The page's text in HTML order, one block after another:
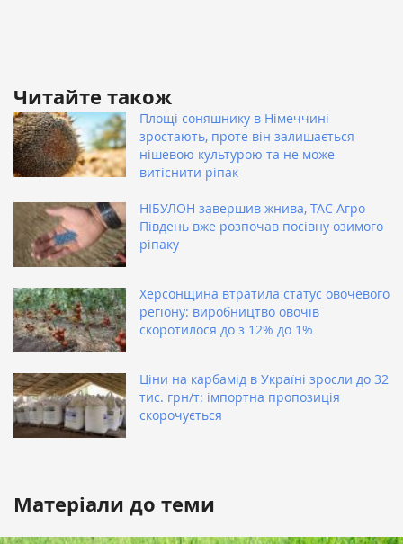
Читайте також
Площі соняшнику в Німеччині
зростають, проте він залишається
нішевою культурою та не може
витіснити ріпак
НІБУЛОН завершив жнива, ТАС Агро
Південь вже розпочав посівну озимого
ріпаку
Херсонщина втратила статус овочевого
регіону: виробництво овочів
скоротилося до з 12% до 1%
Ціни на карбамід в Україні зросли до 32
тис. грн/т: імпортна пропозиція
скорочується
Матеріали до теми